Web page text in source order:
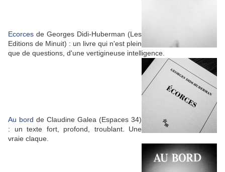
Ecorces de Georges Didi-Huberman (Les
Editions de Minuit) : un livre qui n'est plein
que de questions, d'une vertigineuse intelligence.
Au bord de Claudine Galea (Espaces 34)
: un texte fort, profond, troublant. Une
vraie claque.